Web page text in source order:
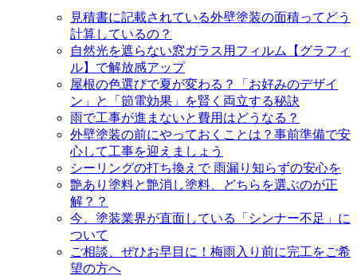
見積書に記載されている外壁塗装の面積ってどう
計算しているの？
自然光を遮らない窓ガラス用フィルム【グラフィ
ル】で解放感アップ
屋根の色選びで夏が変わる？「お好みのデザイ
ン」と「節電効果」を賢く両立する秘訣
雨で工事が進まないと費用はどうなる？
外壁塗装の前にやっておくことは？事前準備で安
心して工事を迎えましょう
シーリングの打ち換えで 雨漏り知らずの安心を
艶あり塗料と艶消し塗料、どちらを選ぶのが正
解？？
今、塗装業界が直面している「シンナー不足」に
ついて
ご相談、ぜひお早目に！梅雨入り前に完工をご希
望の方へ